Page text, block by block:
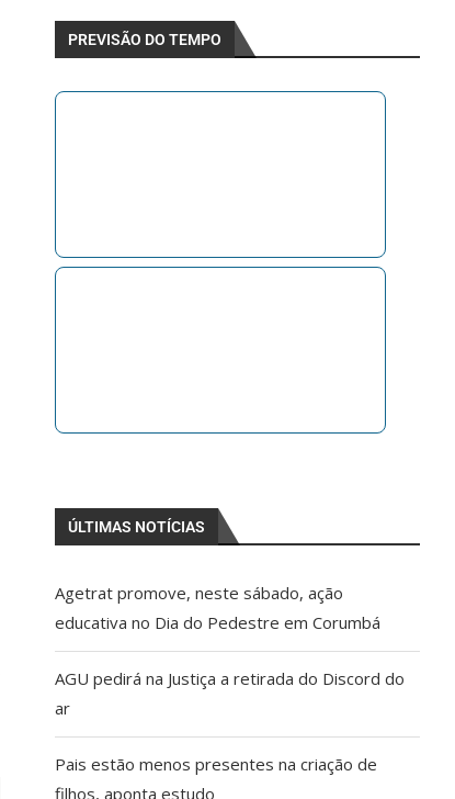
PREVISÃO DO TEMPO
ÚLTIMAS NOTÍCIAS
Agetrat promove, neste sábado, ação
educativa no Dia do Pedestre em Corumbá
AGU pedirá na Justiça a retirada do Discord do
ar
Pais estão menos presentes na criação de
filhos, aponta estudo